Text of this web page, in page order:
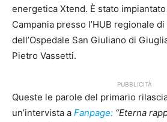
energetica Xtend. È stato
Campania presso l’HUB regionale
dell’Ospedale San Giuliano di
Pietro Vassetti.
PUBBLICITÀ
Queste le parole del primario
un’intervista a Fanpage: “Eterna